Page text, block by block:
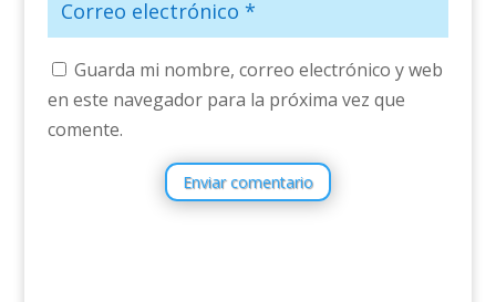
Guarda mi nombre, correo electrónico y web
en este navegador para la próxima vez que
comente.
Enviar comentario